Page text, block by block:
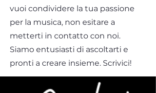
vuoi condividere la tua passione
per la musica, non esitare a
metterti in contatto con noi.
Siamo entusiasti di ascoltarti e
pronti a creare insieme. Scrivici!